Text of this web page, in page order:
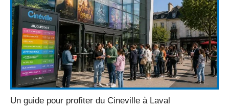
Un guide pour profiter du Cineville à Laval